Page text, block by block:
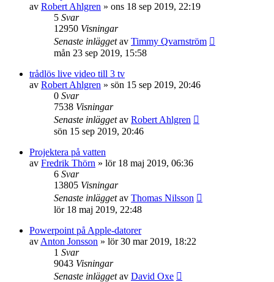
av Robert Ahlgren » ons 18 sep 2019, 22:19
5 Svar
12950 Visningar
Senaste inläggetav Timmy Qvarnström
mån 23 sep 2019, 15:58
trådlös live video till 3 tv
av Robert Ahlgren » sön 15 sep 2019, 20:46
0 Svar
7538 Visningar
Senaste inläggetav Robert Ahlgren
sön 15 sep 2019, 20:46
Projektera på vatten
av Fredrik Thörn » lör 18 maj 2019, 06:36
6 Svar
13805 Visningar
Senaste inläggetav Thomas Nilsson
lör 18 maj 2019, 22:48
Powerpoint på Apple-datorer
av Anton Jonsson » lör 30 mar 2019, 18:22
1 Svar
9043 Visningar
Senaste inläggetav David Oxe